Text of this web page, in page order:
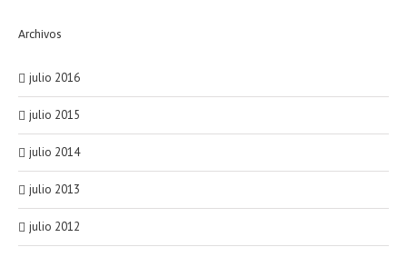
Archivos
julio 2016
julio 2015
julio 2014
julio 2013
julio 2012